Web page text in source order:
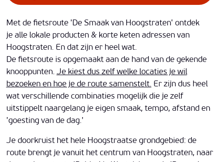
Met de fietsroute 'De Smaak van Hoogstraten' ontdek
je alle lokale producten & korte keten adressen van
Hoogstraten. En dat zijn er heel wat.
De fietsroute is opgemaakt aan de hand van de gekende
knooppunten. Je kiest dus zelf welke locaties je wil
bezoeken en hoe je de route samenstelt. Er zijn dus heel
wat verschillende combinaties mogelijk die je zelf
uitstippelt naargelang je eigen smaak, tempo, afstand en
'goesting van de dag.'
Je doorkruist het hele Hoogstraatse grondgebied: de
route brengt je vanuit het centrum van Hoogstraten, naar